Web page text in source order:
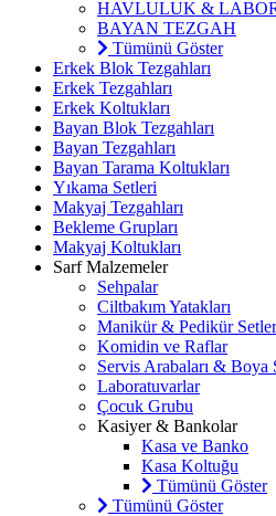
HAVLULUK &
BAYAN TEZGAH
Tümünü Göster
Erkek Blok Tezgahları
Erkek Tezgahları
Erkek Koltukları
Bayan Blok Tezgahları
Bayan Tezgahları
Bayan Tarama Koltukları
Yıkama Setleri
Makyaj Tezgahları
Bekleme Grupları
Makyaj Koltukları
Sarf Malzemeler
Sehpalar
Ciltbakım Yatakları
Manikür & Pedikür
Komidin ve Raflar
Servis Arabaları & Boya
Laboratuvarlar
Çocuk Grubu
Kasiyer & Bankolar
Kasa ve Banko
Kasa Koltuğu
Tümünü Göster
Tümünü Göster